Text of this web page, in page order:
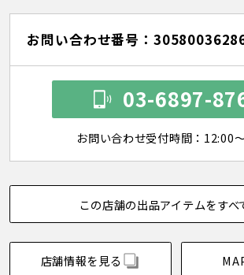
お問い合わせ番号：
03-6897-
お問い合わせ受付時間：12:00
この店舗の出品アイテムをすべ
店舗情報を見る